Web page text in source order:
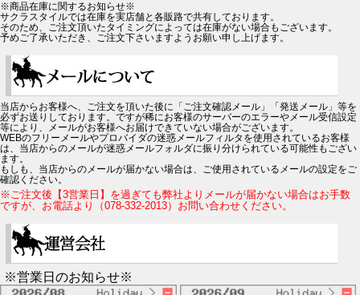
※商品在庫に関するお知らせ※
サクラスタイルでは在庫を実店舗と各販路で共有しております。
そのため、ご注文頂いたタイミングによっては在庫がない場合もございます。
予めご了承いただき、ご注文下さいますようお願い申し上げます。
当店からお客様へ、ご注文を頂いた後に「ご注文確認メール」「発送メール」等を
必ずお送りしております。ですが稀にお客様のサーバーのエラーやメール受信設定
等により、メールがお客様へお届けできていない場合がございます。
WEBのフリーメールやプロバイダの迷惑メールフィルタを使用されているお客様
は、当店からのメールが迷惑メールフォルダに振り分けられている可能性もござい
ます。
もしも、当店からのメールが届かない場合は、ご使用されているメールの設定をご
確認ください。
※ご注文後【3営業日】を過ぎても弊社よりメールが届かない場合はお手数
ですが、お電話より（078-332-2013）お問い合わせください。
※営業日のお知らせ※